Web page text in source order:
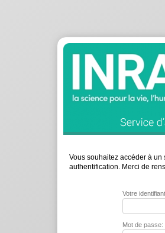
Vous souhaitez accéder à
authentification. Merci de
Votre
Mot de passe: